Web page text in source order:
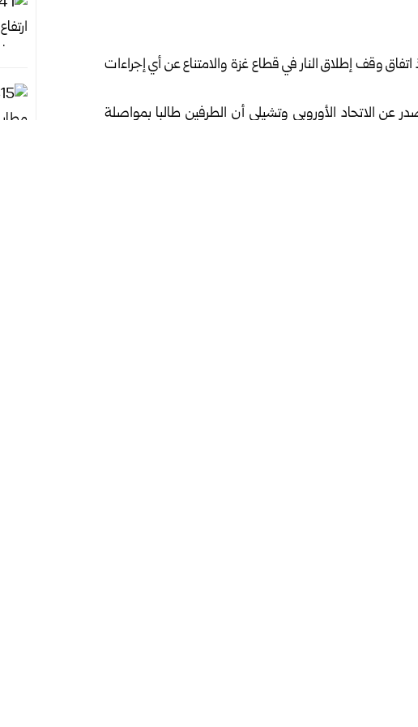
اتفاق وقف إطلاق النار فيقطاع غزة والامتناع عن أي إجراءات
عن الاتحاد الأوروبي وتشيلي أن الطرفين طالبا بمواصلة